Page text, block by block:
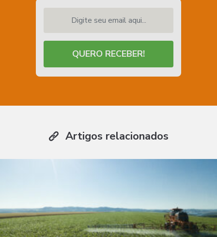
QUERO RECEBER!
Artigos relacionados